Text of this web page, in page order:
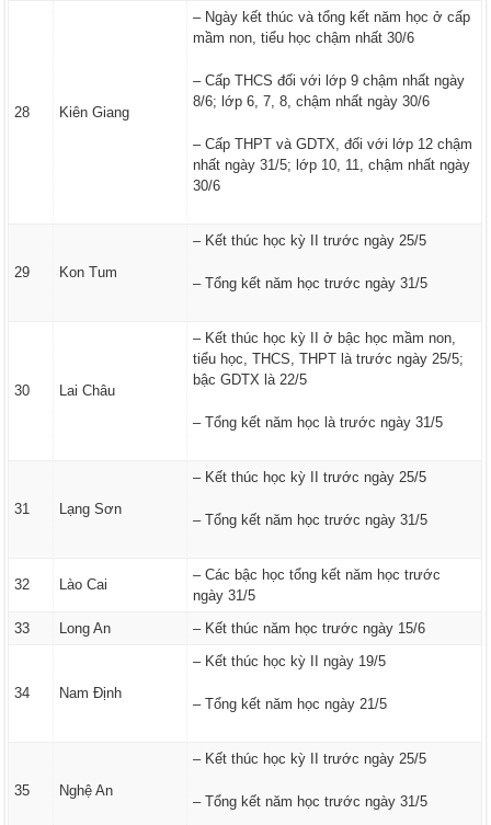
28 Kiên Giang
– Ngày kết thúc và tổng kết năm học ở cấp
mầm non, tiểu học chậm nhất 30/6
– Cấp THCS đối với lớp 9 chậm nhất ngày
8/6; lớp 6, 7, 8, chậm nhất ngày 30/6
– Cấp THPT và GDTX, đối với lớp 12 chậm
nhất ngày 31/5; lớp 10, 11, chậm nhất ngày
30/6
29 Kon Tum
– Kết thúc học kỳ II trước ngày 25/5
– Tổng kết năm học trước ngày 31/5
30 Lai Châu
– Kết thúc học kỳ II ở bậc học mầm non,
tiểu học, THCS, THPT là trước ngày 25/5;
bậc GDTX là 22/5
– Tổng kết năm học là trước ngày 31/5
31 Lạng Sơn
– Kết thúc học kỳ II trước ngày 25/5
– Tổng kết năm học trước ngày 31/5
32 Lào Cai
– Các bậc học tổng kết năm học trước
ngày 31/5
33
Long An – Kết thúc năm học trước ngày 15/6
34 Nam Định
– Kết thúc học kỳ II ngày 19/5
– Tổng kết năm học ngày 21/5
35 Nghệ An
– Kết thúc học kỳ II trước ngày 25/5
– Tổng kết năm học trước ngày 31/5